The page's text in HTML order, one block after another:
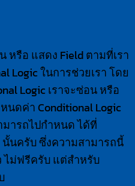
หรือ แสดง Field ตามที่เรา
Logic ในการช่วยเรา โดย
Logic เราจะซ่อน หรือ
นดค่า Conditional Logic
มารถไปกำหนด ได้ที่
นั้นครับ ซึ่งความสามารถนี้
ไม่ฟรีครับ แต่สำหรับ